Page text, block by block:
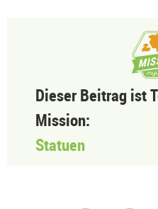
Dieser Beitrag ist
Mission:
Statuen